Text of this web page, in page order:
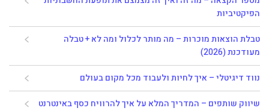
הפיקטיביות
טבלת הוצאות מוכרות – מה מותר לכלול ומה לא + טבלה
מעודכנת (2026)
נווד דיגיטלי – איך לחיות ולעבוד מכל מקום בעולם
שיווק שותפים – המדריך המלא על איך להרוויח כסף באינטרנט